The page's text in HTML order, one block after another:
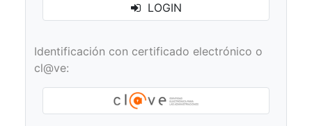
LOGIN
Identificación con certificado electrónico o
cl@ve: